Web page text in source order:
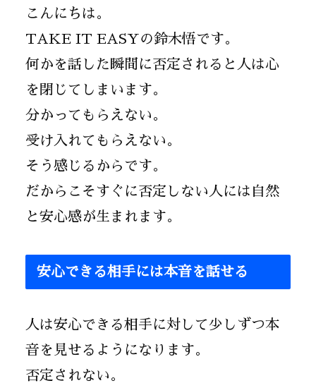
こんにちは。
TAKE IT EASYの鈴木悟です。
何かを話した瞬間に否定されると人は心
を閉じてしまいます。
分かってもらえない。
受け入れてもらえない。
そう感じるからです。
だからこそすぐに否定しない人には自然
と安心感が生まれます。
安心できる相手には本音を話せる
人は安心できる相手に対して少しずつ本
音を見せるようになります。
否定されない。